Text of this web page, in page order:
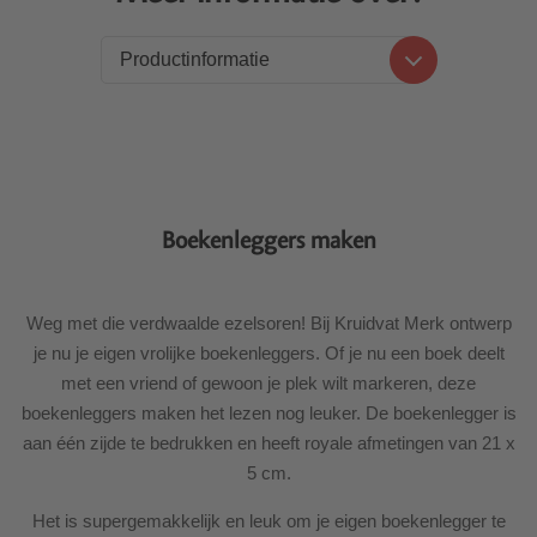
Productinformatie
Boekenleggers maken
Weg met die verdwaalde ezelsoren! Bij Kruidvat Merk ontwerp
je nu je eigen vrolijke boekenleggers. Of je nu een boek deelt
met een vriend of gewoon je plek wilt markeren, deze
boekenleggers maken het lezen nog leuker. De boekenlegger is
aan één zijde te bedrukken en heeft royale afmetingen van 21 x
5 cm.
Het is supergemakkelijk en leuk om je eigen boekenlegger te